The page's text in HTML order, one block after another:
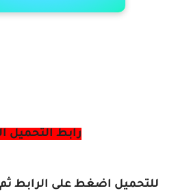
رابط التحميل
للتحميل اضغط على الرابط ثم